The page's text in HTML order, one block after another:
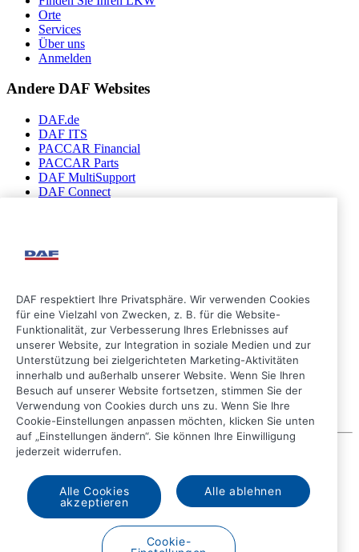
Orte
Services
Über uns
Anmelden
Andere DAF Websites
DAF.de
DAF ITS
PACCAR Financial
PACCAR Parts
DAF MultiSupport
DAF Connect
© 2026 DAF
Datenschutzerklärung
Allgemeine Geschäftsbedingungen
Allgemeine Verkaufsbedingungen
DAF und Cookies
Verhaltenskodex
DAF respektiert Ihre Privatsphäre. Wir verwenden Cookies
für eine Vielzahl von Zwecken, z. B. für die Website-
Funktionalität, zur Verbesserung Ihres Erlebnisses auf
unserer Website, zur Integration in soziale Medien und zur
Unterstützung bei zielgerichteten Marketing-Aktivitäten
innerhalb und außerhalb unserer Website. Wenn Sie Ihren
Besuch auf unserer Website fortsetzen, stimmen Sie der
Verwendung von Cookies durch uns zu. Wenn Sie Ihre
Cookie-Einstellungen anpassen möchten, klicken Sie unten
auf „Einstellungen ändern“. Sie können Ihre Einwilligung
jederzeit widerrufen.
Alle Cookies
akzeptieren
Alle ablehnen
Cookie-